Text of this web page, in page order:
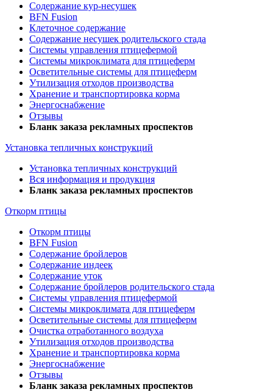
Содержание кур-несушек
BFN Fusion
Клеточное содержание
Содержание несушек родительского стада
Системы управления птицефермой
Системы микроклимата для птицеферм
Осветительные системы для птицеферм
Утилизация отходов производства
Хранение и транспортировка корма
Энергоснабжение
Отзывы
Бланк заказа рекламных проспектов
Установка тепличных конструкций
Установка тепличных конструкций
Вся информация и продукция
Бланк заказа рекламных проспектов
Откорм птицы
Откорм птицы
BFN Fusion
Содержание бройлеров
Содержание индеек
Содержание уток
Содержание бройлеров родительского стада
Системы управления птицефермой
Системы микроклимата для птицеферм
Осветительные системы для птицеферм
Очистка отработанного воздуха
Утилизация отходов производства
Хранение и транспортировка корма
Энергоснабжение
Отзывы
Бланк заказа рекламных проспектов